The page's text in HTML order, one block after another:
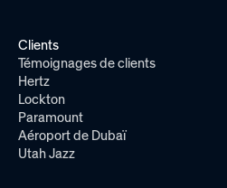
Clients
Témoignages de clients
Hertz
Lockton
Paramount
Aéroport de Dubaï
Utah Jazz